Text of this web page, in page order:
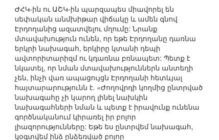
ԺՀԿ-ին ու ԱՇԿ-ին պարզապես միավորել են
սեփական անմխիթար վիճակը և ամեն գնով
Էրդողանից ազատվելու մղումը: Նրանք
մտավախություն ունեն, որ եթե Էրդողանը դառնա
երկրի նախագահ, երկիրը կտանի դեպի
ավտորիտարիզմ ու կդառնա բռնապետ: Պետք է
նկատել, որ նման մտավախություններն անտեղի
չեն, ինչի վառ ապացույցն Էրդողանի հետևյալ
հայտարարությունն է. «Ժողովրդի կողմից ընտրված
նախագահը չի կարող լինել նախկին
նախագահների նման և պետք է իրավունք ունենա
գործնականում կիրառել իր բոլոր
լիազորությունները: Եթե ես ընտրվեմ նախագահ,
կօգտվեմ ինձ ընձեռված բոլոր